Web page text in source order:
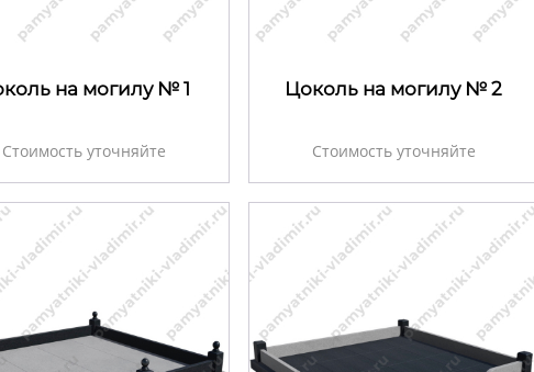
на могилу № 1
Стоимость уточняйте
Цоколь на могилу № 2
Стоимость уточняйте